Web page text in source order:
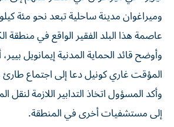
وميراغوان مدينة ساحلية تبعد نحو مئة
عاصمة هذا البلد الفقير الواقع في منطقة
وأوضح قائد الحماية المدنية إيمانويل
المؤقت غاري كونيل دعا إلى اجتماع
وأكد المسؤول اتخاذ التدابير اللازمة
إلى مستشفيات أخرى في المنطقة.